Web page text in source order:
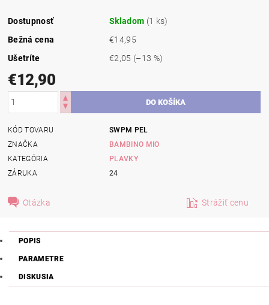
Dostupnosť Skladom (1 ks)
Bežná cena
€14,95
Ušetríte
€2,05 (–13 %)
€12,90
KÓD TOVARU
SWPM PEL
ZNAČKA
BAMBINO MIO
KATEGÓRIA
PLAVKY
ZÁRUKA
24
Otázka Strážiť cenu
POPIS
PARAMETRE
DISKUSIA